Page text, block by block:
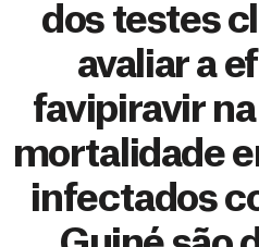
dos testes
avaliar a
favipiravir
mortalidade
infectados